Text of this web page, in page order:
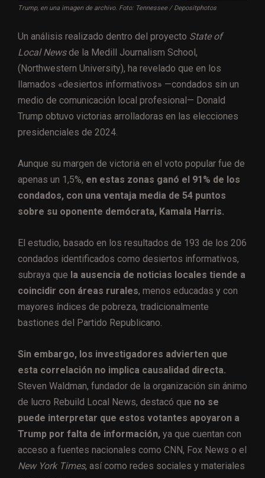
Trump, en una imagen de archivo. Foto: Tennessee / Depositphotos
Un análisis realizado dentro del proyecto State of
Local Newsde la Medill Journalism School,
(Northwestern University), ha revelado que en los
llamados «desiertos informativos» —condados sin un
medio de comunicación local profesional— Donald
Trump obtuvo victorias arrolladoras en las elecciones
presidenciales de 2024.
Aunque su margen de victoria en el voto popular fue de
apenas un 1,5%, en estas zonas ganó el 91% de los
condados, con una ventaja media de 54 puntos
sobre su oponente demócrata, Kamala Harris.
El estudio, basado en los resultados de 193 de los 206
condados identificados como desiertos informativos,
subraya que la ausencia de noticias locales tiende a
coincidir con áreas rurales, menos educadas y con
mayores índices de pobreza, tradicionalmente
bastiones del Partido Republicano.
Sin embargo, los investigadores advierten que
esta correlación no implica causalidad directa.
Steven Waldman, fundador de la organización sin ánimo
de lucro Rebuild Local News, destacó que no se
puede interpretar que estos votantes apoyaron a
Trump por falta de información, ya que cuentan con
acceso a fuentes nacionales como CNN, Fox News o el
New York Times, así como redes sociales y materiales